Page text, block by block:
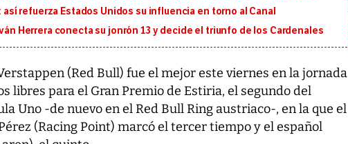
así refuerza Estados Unidos su influencia en torno al Canal
Herrera conecta su jonrón 13 y decide el triunfo de los Cardenales
(Red Bull) fue el mejor este viernes en la jornada
libres para el Gran Premio de Estiria, el segundo del
Uno -de nuevo en el Red Bull Ring austriaco-, en la que el
(Racing Point) marcó el tercer tiempo y el español